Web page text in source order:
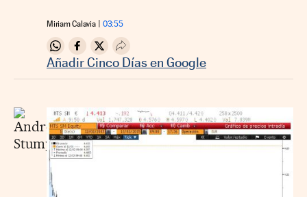
Miriam Calavia 03:55
Compartir en Whatsapp
Compartir en Facebook
Compartir en Twitter
Desplegar Redes Sociales
Añadir Cinco Días en Google